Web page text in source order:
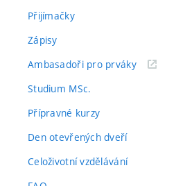
Přijímačky
Zápisy
Ambasadoři pro prváky(externí
Studium MSc.
Přípravné kurzy
Den otevřených dveří
Celoživotní vzdělávání